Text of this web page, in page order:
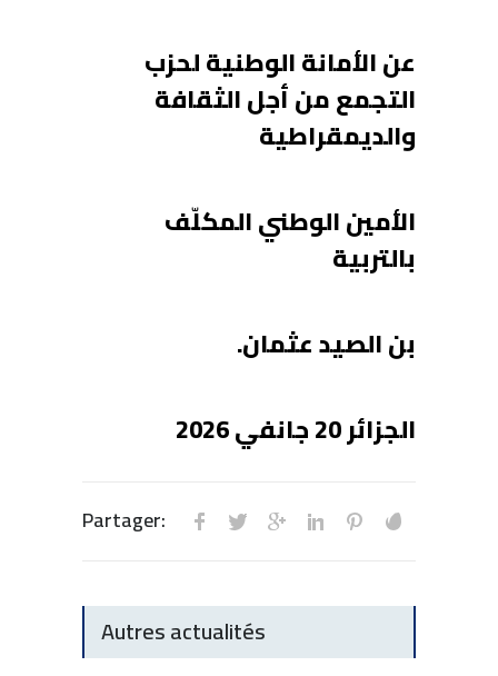
عن الأمانة الوطنية لحزب
التجمع من أجل الثقافة
والديمقراطية
الأمين الوطني المكلّف
بالتربية
بن الصيد عثمان.
الجزائر 20 جانفي 2026
Partager:
Autres actualités